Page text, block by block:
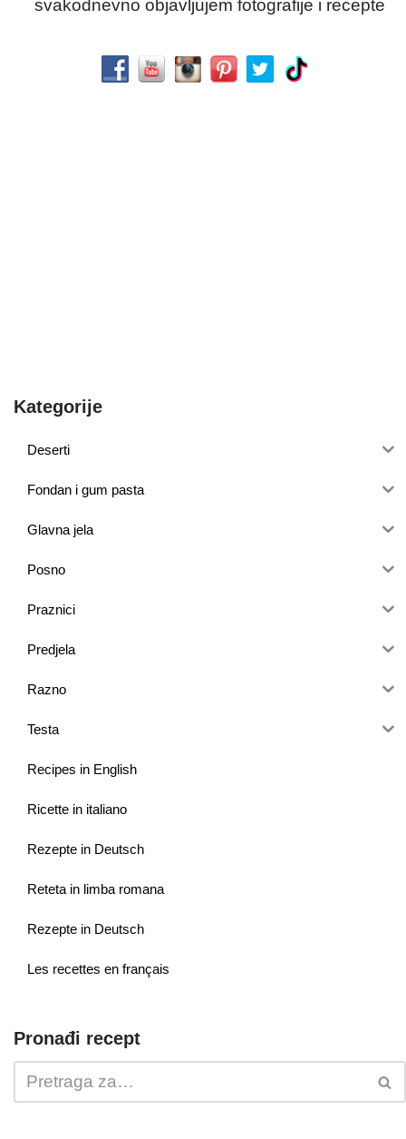
svakodnevno objavljujem fotografije i recepte
Kategorije
Deserti
Fondan i gum pasta
Glavna jela
Posno
Praznici
Predjela
Razno
Testa
Recipes in English
Ricette in italiano
Rezepte in Deutsch
Reteta in limba romana
Rezepte in Deutsch
Les recettes en français
Pronađi recept